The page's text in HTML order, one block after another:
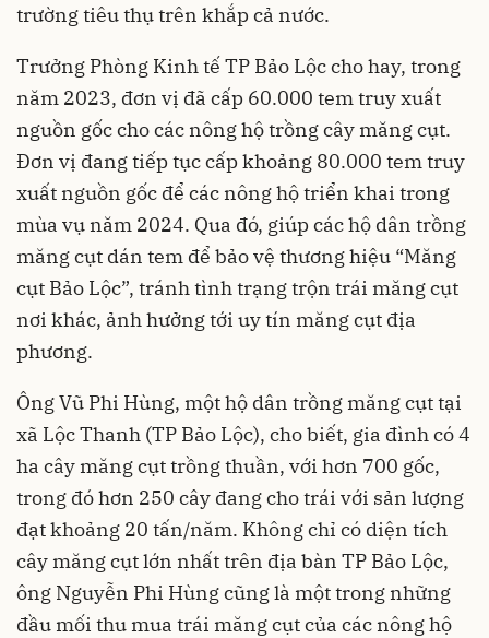
trường tiêu thụ trên khắp cả nước.
Trưởng Phòng Kinh tế TP Bảo Lộc cho hay, trong
năm 2023, đơn vị đã cấp 60.000 tem truy xuất
nguồn gốc cho các nông hộ trồng cây măng cụt.
Đơn vị đang tiếp tục cấp khoảng 80.000 tem truy
xuất nguồn gốc để các nông hộ triển khai trong
mùa vụ năm 2024. Qua đó, giúp các hộ dân trồng
măng cụt dán tem để bảo vệ thương hiệu “Măng
cụt Bảo Lộc”, tránh tình trạng trộn trái măng cụt
nơi khác, ảnh hưởng tới uy tín măng cụt địa
phương.
Ông Vũ Phi Hùng, một hộ dân trồng măng cụt tại
xã Lộc Thanh (TP Bảo Lộc), cho biết, gia đình có 4
ha cây măng cụt trồng thuần, với hơn 700 gốc,
trong đó hơn 250 cây đang cho trái với sản lượng
đạt khoảng 20 tấn/năm. Không chỉ có diện tích
cây măng cụt lớn nhất trên địa bàn TP Bảo Lộc,
ông Nguyễn Phi Hùng cũng là một trong những
đầu mối thu mua trái măng cụt của các nông hộ